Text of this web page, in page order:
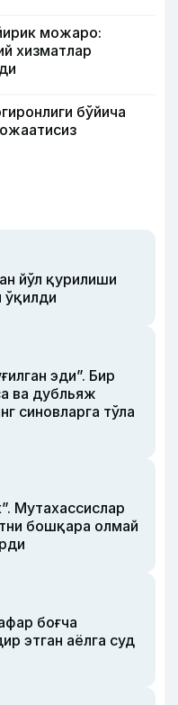
можаро:
хизматлар
бўйича
йўл қурилиши
ўқилди
эди”. Бир
ва дубльяж
синовларга тўла
Мутахассислар
бошқара олмай
боғча
этган аёлга суд